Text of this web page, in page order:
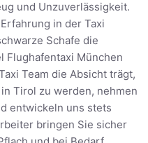
und Unzuverlässigkeit.
in der Taxi
Schafe die
Flughafentaxi München
Team die Absicht trägt,
Tirol zu werden, nehmen
entwickeln uns stets
bringen Sie sicher